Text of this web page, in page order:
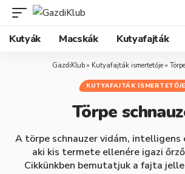
Kutyák
Macskák Kutyafajták
GazdiKlub » Kutyafajták ismertetője »
KUTYAFAJTÁK ISMERTETŐJE
Törpe
A törpe schnauzer vidám, intelligens
aki kis termete ellenére igazi
Cikkünkben bemutatjuk a fajta